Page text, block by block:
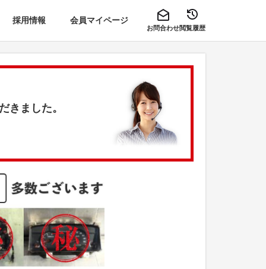
採用情報 会員マイページ
お問合わせ閲覧履歴
きました。